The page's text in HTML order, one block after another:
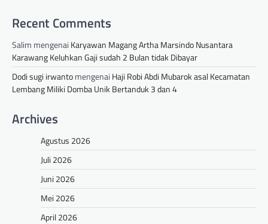
Recent Comments
Salim mengenai Karyawan Magang Artha Marsindo Nusantara
Karawang Keluhkan Gaji sudah 2 Bulan tidak Dibayar
Dodi sugi irwantomengenai Haji Robi Abdi Mubarok asal Kecamatan
Lembang Miliki Domba Unik Bertanduk 3 dan 4
Archives
Agustus 2026
Juli 2026
Juni 2026
Mei 2026
April 2026